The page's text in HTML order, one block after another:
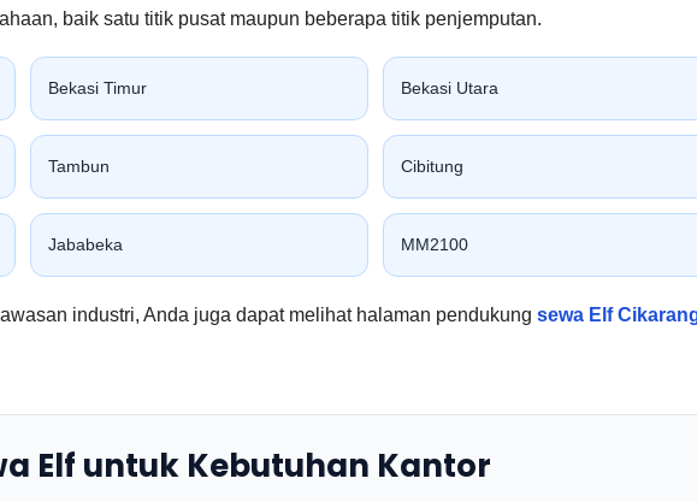
baik satu titik pusat maupun beberapa titik penjemputan.
Bekasi Timur Bekasi Utara
Tambun Cibitung
Jababeka MM2100
industri, Anda juga dapat melihat halaman pendukung sewa Elf
Elf untuk Kebutuhan Kantor